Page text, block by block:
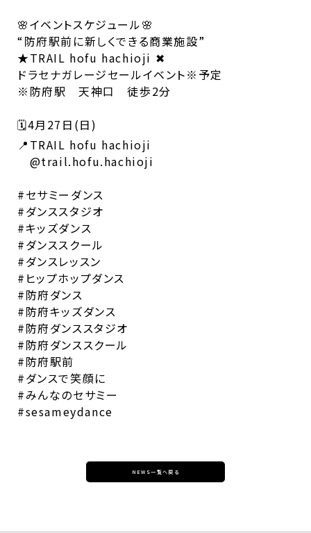
🌸イベントスケジュール🌸
“防府駅前に新しくできる商業施設”
★TRAIL hofu hachioji ✖︎
ドラセナガレージセールイベント※予定
※防府駅 天神口 徒歩2分
🗓️4月27日(日)
📍TRAIL hofu hachioji
@trail.hofu.hachioji
#セサミーダンス
#ダンススタジオ
#キッズダンス
#ダンススクール
#ダンスレッスン
#ヒップホップダンス
#防府ダンス
#防府キッズダンス
#防府ダンススタジオ
#防府ダンススクール
#防府駅前
#ダンスで笑顔に
#みんなのセサミー
#sesameydance
NEWS一覧へ戻る